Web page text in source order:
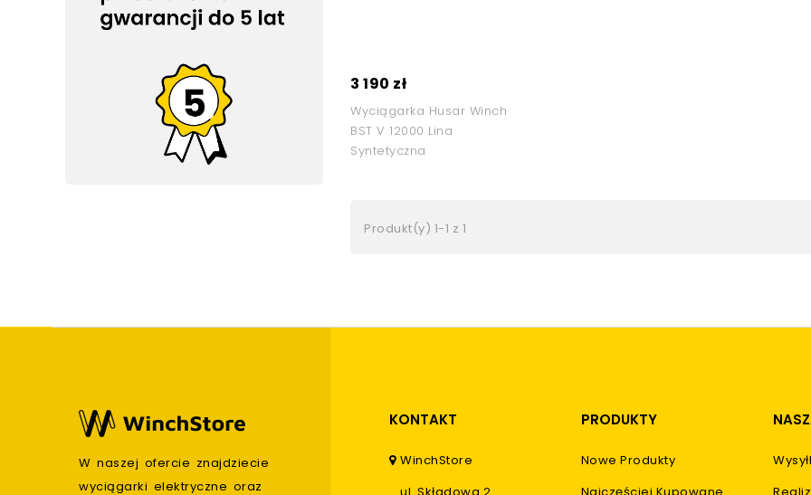
3 190 zł
Wyciągarka Husar Winch
BST V 12000 Lina
Syntetyczna
Produkt(y) 1-1 z 1
W naszej ofercie znajdziecie
wyciągarki elektryczne oraz
KONTAKT
WinchStore
PRODUKTY
Nowe Produkty